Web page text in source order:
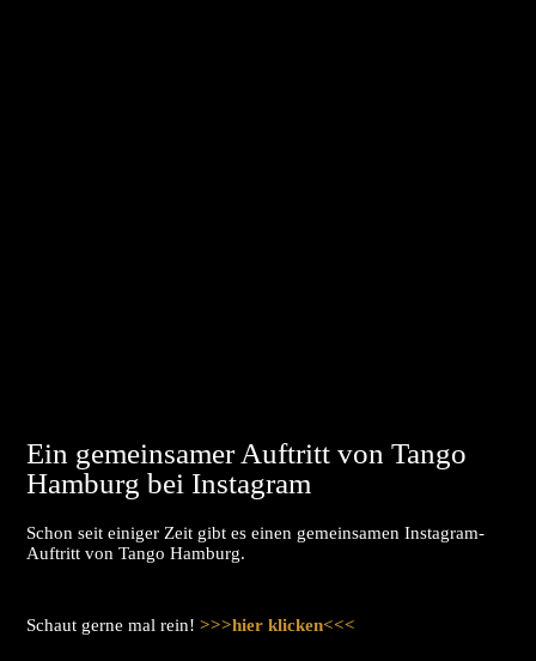
Ein gemeinsamer Auftritt von Tango
Hamburg bei Instagram
Schon seit einiger Zeit gibt es einen gemeinsamen Instagram-
Auftritt von Tango Hamburg.
Schaut gerne mal rein!>>>hier klicken<<<